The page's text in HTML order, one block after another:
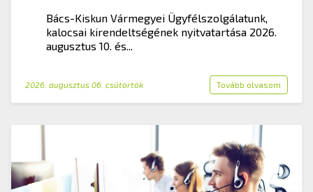
Bács-Kiskun Vármegyei Ügyfélszolgálatunk,
kalocsai kirendeltségének nyitvatartása 2026.
augusztus 10. és...
2026. augusztus 06. csütörtök Tovább olvasom